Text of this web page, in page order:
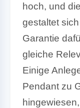
hoch, und
gestaltet
Garantie
gleiche
Einige
Pendant zu